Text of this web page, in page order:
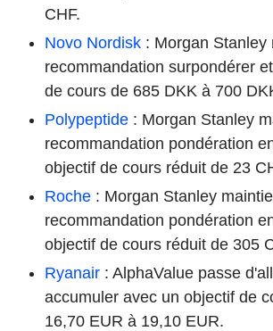
CHF.
Novo Nordisk : Morgan Stanley
recommandation surpondérer
de cours de 685 DKK à 700
Polypeptide : Morgan Stanley
recommandation pondération
objectif de cours réduit de 23
Roche : Morgan Stanley
recommandation pondération
objectif de cours réduit de 305
Ryanair : AlphaValue passe
accumuler avec un objectif de
16,70 EUR à 19,10 EUR.